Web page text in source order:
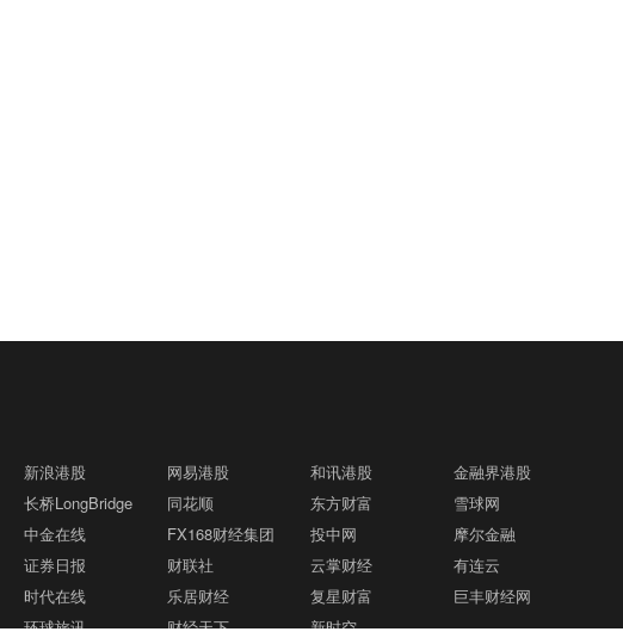
新浪港股 网易港股 和讯港股
金融界港股
长桥LongBridge 同花顺 东方财富
雪球网
中金在线 FX168财经集团 投中网
摩尔金融
证券日报 财联社 云掌财经
有连云
时代在线 乐居财经 复星财富
巨丰财经网
环球旅讯 财经天下 新时空